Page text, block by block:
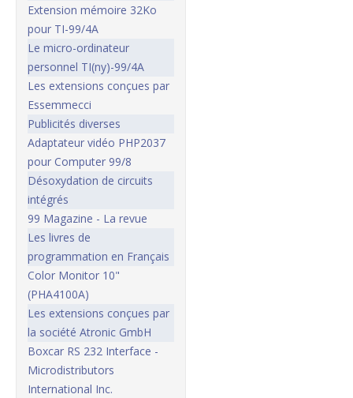
Extension mémoire 32Ko
pour TI-99/4A
Le micro-ordinateur
personnel TI(ny)-99/4A
Les extensions conçues par
Essemmecci
Publicités diverses
Adaptateur vidéo PHP2037
pour Computer 99/8
Désoxydation de circuits
intégrés
99 Magazine - La revue
Les livres de
programmation en Français
Color Monitor 10"
(PHA4100A)
Les extensions conçues par
la société Atronic GmbH
Boxcar RS 232 Interface -
Microdistributors
International Inc.